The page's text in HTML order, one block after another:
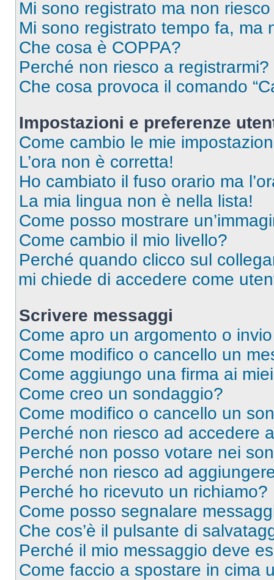
Mi sono registrato ma non
Mi sono registrato tempo fa, ma
Che cosa è COPPA?
Perché non riesco a registrarmi?
Che cosa provoca il comando
Impostazioni e preferenze
Come cambio le mie
L’ora non è corretta!
Ho cambiato il fuso orario ma
La mia lingua non è nella lista!
Come posso mostrare
Come cambio il mio livello?
Perché quando clicco sul
mi chiede di accedere come
Scrivere messaggi
Come apro un argomento o
Come modifico o cancello un
Come aggiungo una firma ai
Come creo un sondaggio?
Come modifico o cancello un
Perché non riesco ad accedere
Perché non posso votare nei
Perché non riesco ad
Perché ho ricevuto un richiamo?
Come posso segnalare
Che cos’è il pulsante di
Perché il mio messaggio deve
Come faccio a spostare in cima